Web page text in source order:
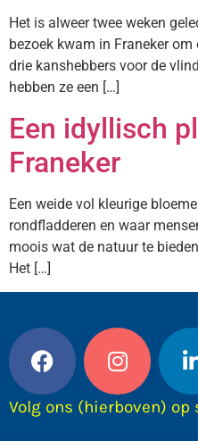
Het is alweer twee weken
bezoek kwam in Franeker
drie kanshebbers voor de
hebben ze een […]
Een idyllisch
Franeker
Een weide vol kleurige
rondfladderen en waar
moois wat de natuur te
Het […]
Volg ons (hierboven) op